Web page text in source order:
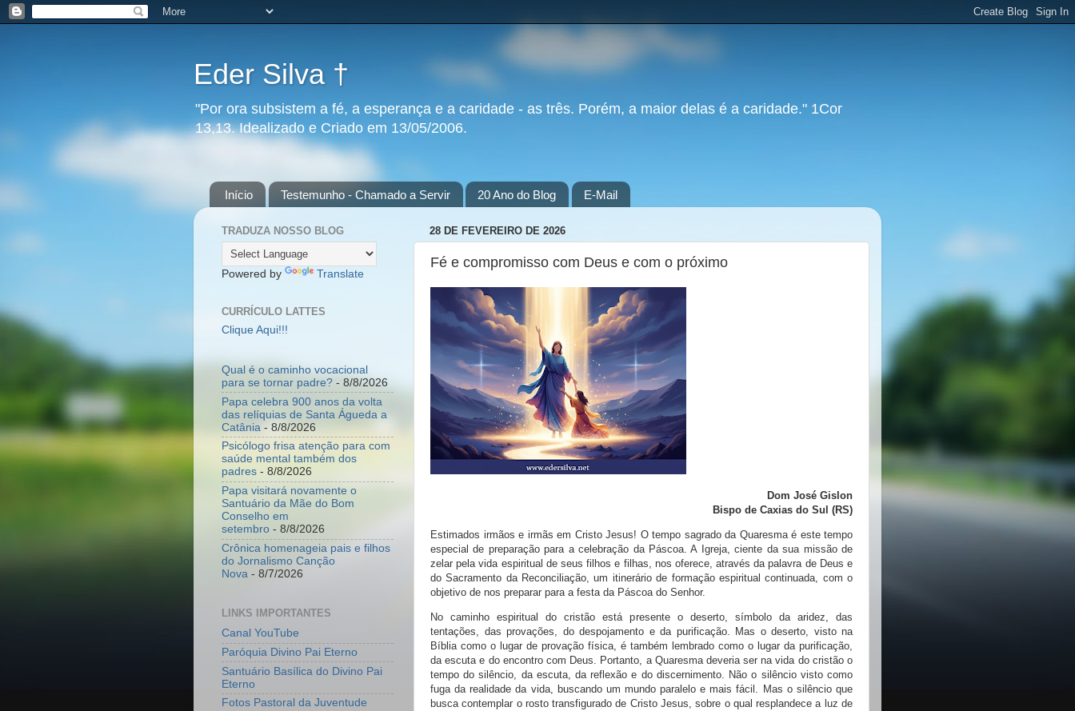
Eder Silva †
"Por ora subsistem a fé, a esperança e a caridade - as três. Porém, a maior delas é a caridade." 1Cor
13,13. Idealizado e Criado em 13/05/2006.
Início Testemunho - Chamado a Servir 20 Ano do Blog E-Mail
28 DE FEVEREIRO DE 2026
Fé e compromisso com Deus e com o próximo
Dom José Gislon
Bispo de Caxias do Sul (RS)
Estimados irmãos e irmãs em Cristo Jesus! O tempo sagrado da Quaresma é este tempo
especial de preparação para a celebração da Páscoa. A Igreja, ciente da sua missão de
zelar pela vida espiritual de seus filhos e filhas, nos oferece, através da palavra de Deus e
do Sacramento da Reconciliação, um itinerário de formação espiritual continuada, com o
objetivo de nos preparar para a festa da Páscoa do Senhor.
No caminho espiritual do cristão está presente o deserto, símbolo da aridez, das
tentações, das provações, do despojamento e da purificação. Mas o deserto, visto na
Bíblia como o lugar de provação física, é também lembrado como o lugar da purificação,
da escuta e do encontro com Deus. Portanto, a Quaresma deveria ser na vida do cristão o
tempo do silêncio, da escuta, da reflexão e do discernimento. Não o silêncio visto como
fuga da realidade da vida, buscando um mundo paralelo e mais fácil. Mas o silêncio que
busca contemplar o rosto transfigurado de Cristo Jesus, sobre o qual resplandece a luz de
TRADUZA NOSSO BLOG
Powered by Translate
CURRÍCULO LATTES
Clique Aqui!!!
Qual é o caminho vocacional
para se tornar padre? - 8/8/2026
Papa celebra 900 anos da volta
das relíquias de Santa Águeda a
Catânia - 8/8/2026
Psicólogo frisa atenção para com
saúde mental também dos
padres - 8/8/2026
Papa visitará novamente o
Santuário da Mãe do Bom
Conselho em
setembro - 8/8/2026
Crônica homenageia pais e filhos
do Jornalismo Canção
Nova - 8/7/2026
LINKS IMPORTANTES
Canal YouTube
Paróquia Divino Pai Eterno
Santuário Basílica do Divino Pai
Eterno
Fotos Pastoral da Juventude